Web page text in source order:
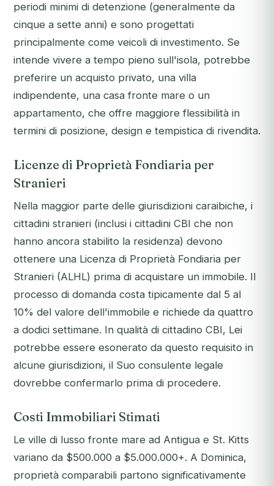
periodi minimi di detenzione (generalmente da
cinque a sette anni) e sono progettati
principalmente come veicoli di investimento. Se
intende vivere a tempo pieno sull'isola, potrebbe
preferire un acquisto privato, una villa
indipendente, una casa fronte mare o un
appartamento, che offre maggiore flessibilità in
termini di posizione, design e tempistica di rivendita.
Licenze di Proprietà Fondiaria per
Stranieri
Nella maggior parte delle giurisdizioni caraibiche, i
cittadini stranieri (inclusi i cittadini CBI che non
hanno ancora stabilito la residenza) devono
ottenere una Licenza di Proprietà Fondiaria per
Stranieri (ALHL) prima di acquistare un immobile. Il
processo di domanda costa tipicamente dal 5 al
10% del valore dell'immobile e richiede da quattro
a dodici settimane. In qualità di cittadino CBI, Lei
potrebbe essere esonerato da questo requisito in
alcune giurisdizioni, il Suo consulente legale
dovrebbe confermarlo prima di procedere.
Costi Immobiliari Stimati
Le ville di lusso fronte mare ad Antigua e St. Kitts
variano da $500.000 a $5.000.000+. A Dominica,
proprietà comparabili partono significativamente